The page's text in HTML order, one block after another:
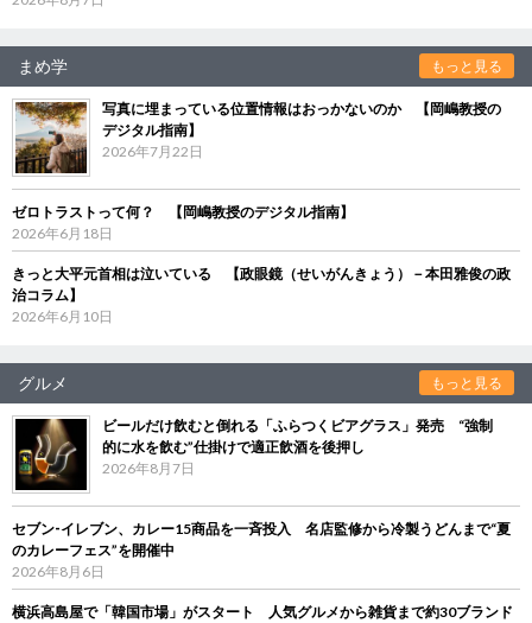
まめ学 もっと見る
写真に埋まっている位置情報はおっかないのか 【岡嶋教授の
デジタル指南】
2026年7月22日
ゼロトラストって何？ 【岡嶋教授のデジタル指南】
2026年6月18日
きっと大平元首相は泣いている 【政眼鏡（せいがんきょう）－本田雅俊の政
治コラム】
2026年6月10日
グルメ もっと見る
ビールだけ飲むと倒れる「ふらつくビアグラス」発売 “強制
的に水を飲む”仕掛けで適正飲酒を後押し
2026年8月7日
セブン‐イレブン、カレー15商品を一斉投入 名店監修から冷製うどんまで“夏
のカレーフェス”を開催中
2026年8月6日
横浜高島屋で「韓国市場」がスタート 人気グルメから雑貨まで約30ブランド